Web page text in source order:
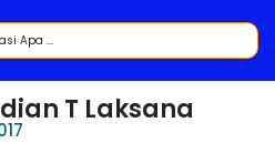
T Laksana